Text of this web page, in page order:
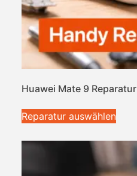
Huawei Mate 9 Reparatur
Reparatur auswählen